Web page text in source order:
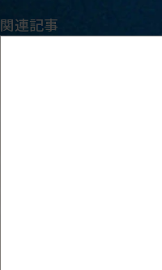
関連記事